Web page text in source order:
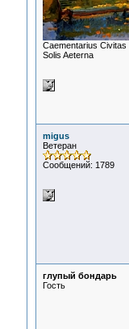
Сaementarius Civitas
Solis Aeterna
migus
Ветеран
Сообщений: 1789
глупый бондарь
Гость